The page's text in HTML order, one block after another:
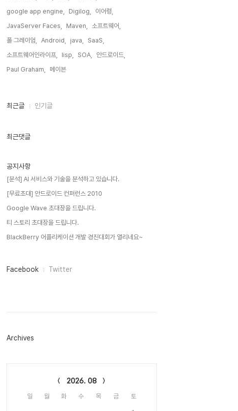
google app engine,
Digilog,
이어령,
JavaServer Faces,
Maven,
소프트웨어,
폴 그레이엄,
Android, java,
SaaS,
소프트웨어인라이프,
lisp, SOA,
안드로이드,
Paul Graham,
메이븐,
최
인
최근글 인기글
최근댓글
공지사항
[분석] AI 서비스와 기술을 분석하고 있습니다.
[무료초대] 안드로이드 컨퍼런스 2010
Google Wave 초대장을 드립니다.
티 스토리 초대장을 드립니다.
BlackBerry 어플리케이션 개발 경진대회가 열리네요~
페
그
Facebook Twitter
Archives
2026. 08
일 월 화 수 목 금 토